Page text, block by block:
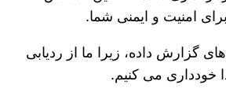
امنیت و ایمنی شما.
گزارش داده، زیرا ما از ردیابی
خودداری می کنیم.